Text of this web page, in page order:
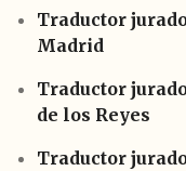
Traductor
Madrid
Traductor
de los Reyes
Traductor